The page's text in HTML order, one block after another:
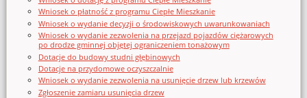
Wniosek o płatność z programu Ciepłe Mieszkanie
Wniosek o wydanie decyzji o środowiskowych uwarunkowaniach
Wniosek o wydanie zezwolenia na przejazd pojazdów ciężarowych
po drodze gminnej objętej ograniczeniem tonażowym
Dotacje do budowy studni głębinowych
Dotacje na przydomowe oczyszczalnie
Wniosek o wydanie zezwolenia na usunięcie drzew lub krzewów
Zgłoszenie zamiaru usunięcia drzew